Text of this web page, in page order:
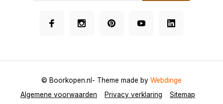
Algemene voorwaarden Privacy verklaring Sitemap
© Boorkopen.nl - Theme made by Webdinge